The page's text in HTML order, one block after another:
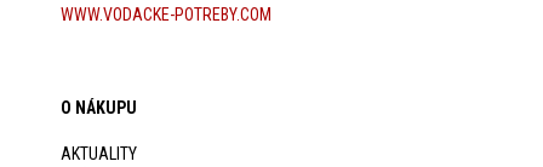
WWW.VODACKE-POTREBY.COM
O NÁKUPU
AKTUALITY